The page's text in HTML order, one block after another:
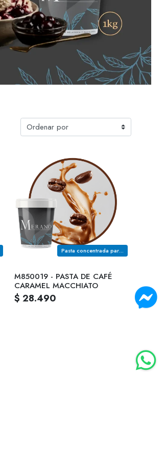
Pasta concentrada para rellenos en pastelería fina
M850019 - PASTA DE CAFÉ
CARAMEL MACCHIATO
$ 28.490